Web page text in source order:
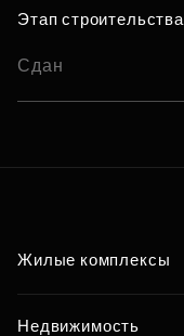
Этап строительства
Сдан
Жилые комплексы
Недвижимость